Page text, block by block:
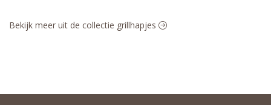
Bekijk meer uit de collectie grillhapjes